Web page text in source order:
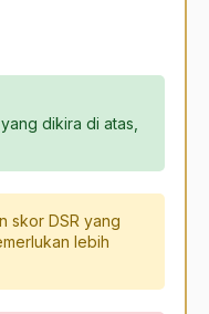
dikira di atas,
skor DSR yang
lebih